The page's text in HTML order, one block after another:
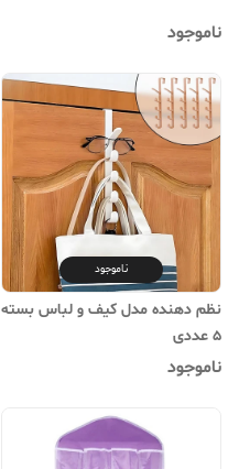
ناموجود
ناموجود
نظم دهنده مدل کیف و لباس بسته
5 عددی
ناموجود